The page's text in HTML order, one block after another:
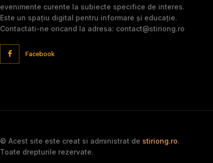
evenimente curente la subiecte specifice de interes.
Este un spațiu digital pentru informare și educație.
Contactati-ne oricand la adresa: contact@stiriong.ro
Facebook
© Acest site este creat si administrat de stiriong.ro.
Toate drepturile rezervate.